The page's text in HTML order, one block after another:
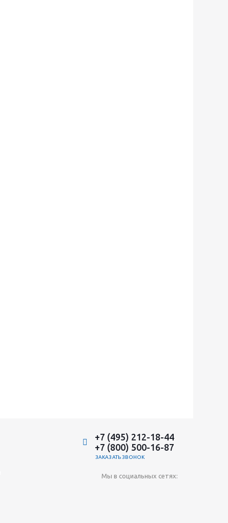
+7 (495) 212-18-44
+7 (800) 500-16-87
ЗАКАЗАТЬ ЗВОНОК
Мы в социальных сетях: